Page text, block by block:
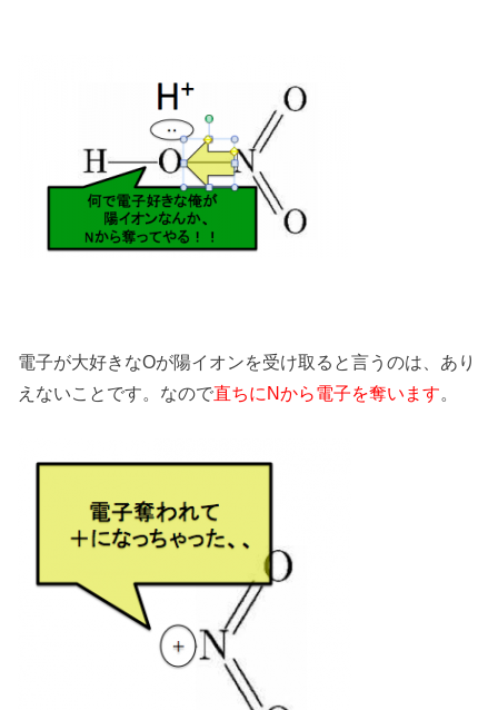
電子が大好きなOが陽イオンを受け取ると言うのは、あり
えないことです。なので直ちにNから電子を奪います。